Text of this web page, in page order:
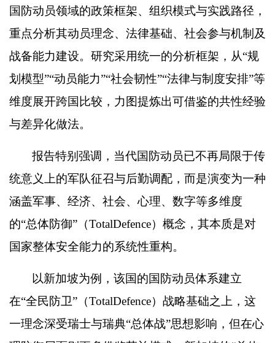
国防动员领域的政策框架、组织模式与实践路径，
重点分析其动员理念、法律基础、社会参与机制及
战备能力建设。研究采用统一的分析框架，从“规
划模型”“动员能力”“社会韧性”“法律与制度安排”等
维度展开跨国比较，力图提炼出可借鉴的共性经验
与差异化做法。
报告特别强调，当代国防动员已不再局限于传
统意义上的军队征召与后勤调配，而是演变为一种
涵盖军事、经济、社会、心理、数字等多维度
的“总体防御” （TotalDefence）概念，其本质是对
国家整体安全能力的系统性重构。
以新加坡为例，该国的国防动员体系建立
在“全民防卫” （TotalDefence）战略基础之上，这
一理念深受瑞士与瑞典“总体战”思想影响，但在心